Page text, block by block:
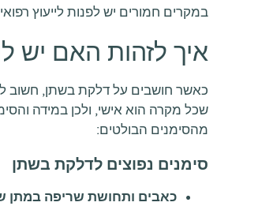
במקרים חמורים יש לפנות לייעוץ
איך לזהות האם יש
כאשר חושבים על דלקת בשתן, חשוב
שכל מקרה הוא אישי, ולכן במידה
מהסימנים הבולטים:
סימנים נפוצים לדלקת בשתן
כאבים ותחושת שריפה במתן